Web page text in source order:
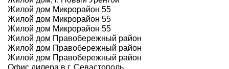
Жилой дом Микрорайон 55
Жилой дом Микрорайон 55
Жилой дом Микрорайон 55
Жилой дом Правобережный район
Жилой дом Правобережный район
Жилой дом Правобережный район